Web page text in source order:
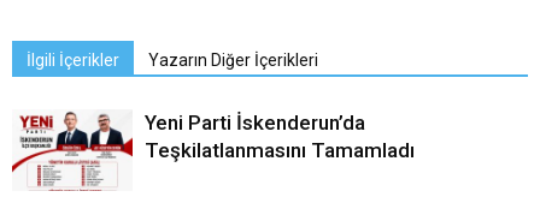
İlgili İçerikler Yazarın Diğer İçerikleri
Yeni Parti İskenderun’da
Teşkilatlanmasını Tamamladı